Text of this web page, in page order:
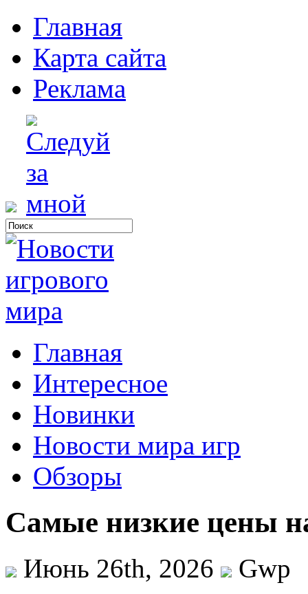
Главная
Карта сайта
Реклама
Главная
Интересное
Новинки
Новости мира игр
Обзоры
Самые низкие цены
Июнь 26th, 2026
Gwp